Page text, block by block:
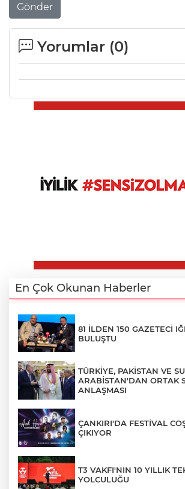
Gönder
Yorumlar (0)
En Çok Okunan Haberler
81 İLDEN 150 GAZETECİ
BULUŞTU
TÜRKİYE, PAKİSTAN VE
ARABİSTAN'DAN ORTAK
ANLAŞMASI
ÇANKIRI'DA FESTİVAL
ÇIKIYOR
T3 VAKFI'NIN 10 YILLIK
YOLCULUĞU